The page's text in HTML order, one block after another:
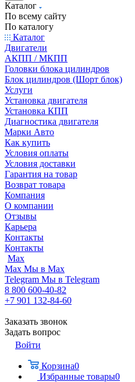
Каталог
По всему сайту
По каталогу
Каталог
Двигатели
АКПП / МКПП
Головки блока цилиндров
Блок цилиндров (Шорт блок)
Услуги
Установка двигателя
Установка КПП
Диагностика двигателя
Марки Авто
Как купить
Условия оплаты
Условия доставки
Гарантия на товар
Возврат товара
Компания
О компании
Отзывы
Карьера
Контакты
Контакты
Max
Max Мы в Max
Telegram Мы в Telegram
8 800 600-40-82
+7 901 132-84-60
Заказать звонок
Задать вопрос
Войти
Корзина0
Избранные товары0